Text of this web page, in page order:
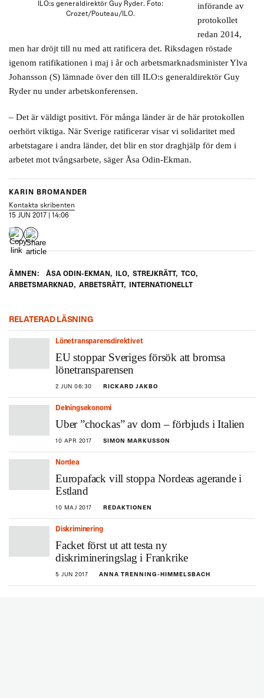
ILO:s generaldirektör Guy Ryder. Foto:
Crozet/Pouteau/ILO.
införande av
protokollet
redan 2014,
men har dröjt till nu med att ratificera det. Riksdagen röstade
igenom ratifikationen i maj i år och arbetsmarknadsminister Ylva
Johansson (S) lämnade över den till ILO:s generaldirektör Guy
Ryder nu under arbetskonferensen.
– Det är väldigt positivt. För många länder är de här protokollen
oerhört viktiga. När Sverige ratificerar visar vi solidaritet med
arbetstagare i andra länder, det blir en stor draghjälp för dem i
arbetet mot tvångsarbete, säger Åsa Odin-Ekman.
KARIN BROMANDER
Kontakta skribenten
15 JUN 2017 | 14:06
ÄMNEN: ÅSA ODIN-EKMAN, ILO, STREJKRÄTT, TCO,
ARBETSMARKNAD, ARBETSRÄTT, INTERNATIONELLT
RELATERAD LÄSNING
Lönetransparensdirektivet
EU stoppar Sveriges försök att bromsa
lönetransparensen
2 JUN 06:30 RICKARD JAKBO
Delningsekonomi
Uber ”chockas” av dom – förbjuds i Italien
10 APR 2017 SIMON MARKUSSON
Nordea
Europafack vill stoppa Nordeas agerande i
Estland
10 MAJ 2017 REDAKTIONEN
Diskriminering
Facket först ut att testa ny
diskrimineringslag i Frankrike
5 JUN 2017 ANNA TRENNING-HIMMELSBACH